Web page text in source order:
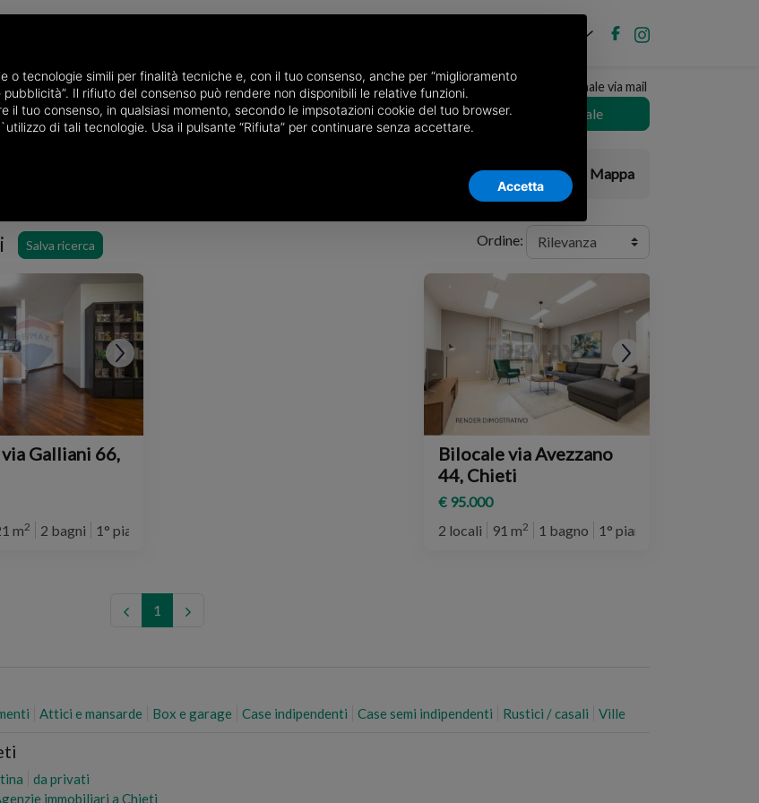
Chieti Bilocali in vendita a Chieti Scegli la zona
Ricevi copia del giornale via mail
Scegli giornale
Elenco Mappa
Salva ricerca Ordine:
Galliani 66,
m2 2 bagni 1° piano
Bilocale via Avezzano
44, Chieti
€ 95.000
2 locali
91 m2 1 bagno 1° piano
1
Attici e mansarde Box e garage Case indipendenti Case semi indipendenti Rustici / casali Ville
da privati
immobiliari a Chieti
o tecnologie simili per finalità tecniche e, con il tuo consenso, anche per “miglioramento
pubblicità”. Il rifiuto del consenso può rendere non disponibili le relative funzioni.
il tuo consenso, in qualsiasi momento, secondo le impsotazioni cookie del tuo browser.
di tali tecnologie. Usa il pulsante “Rifiuta” per continuare senza accettare.
Accetta